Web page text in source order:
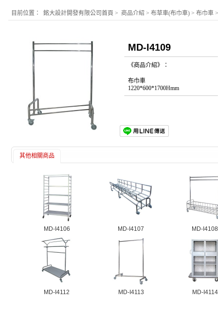
目前位置： 銘大設計開發有限公司首頁 > 商品介紹 > 布草車(布巾車) > 布巾車
MD-I4109
《商品介紹》：
布巾車
1220*600*1700Hmm
其他相關商品
MD-I4106 MD-I4107 MD-I4108
MD-I4112 MD-I4113 MD-I4114